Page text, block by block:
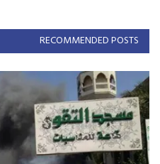
RECOMMENDED POSTS